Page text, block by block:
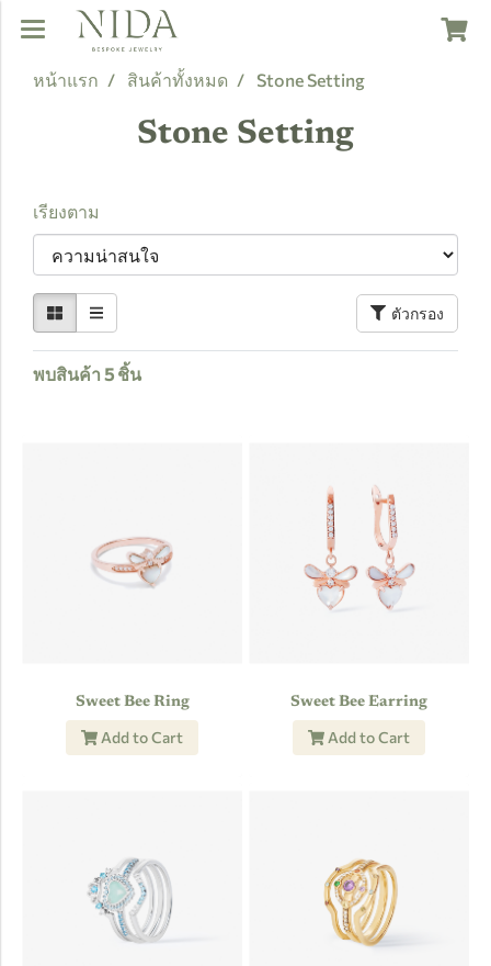
หน้าแรก สินค้าทั้งหมด Stone Setting
Stone Setting
เรียงตาม
ตัวกรอง
พบสินค้า 5 ชิ้น
Sweet Bee Ring
Add to Cart
Sweet Bee Earring
Add to Cart